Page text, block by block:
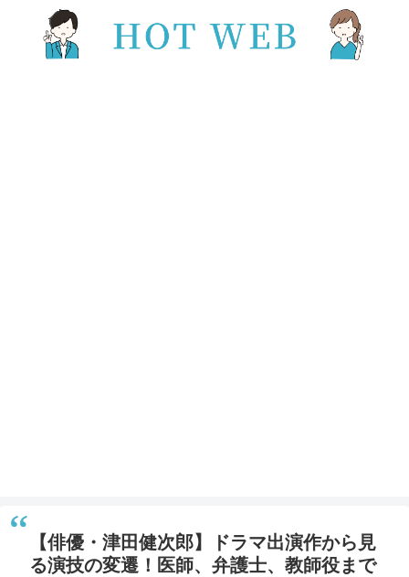
【俳優・津田健次郎】ドラマ出演作から見
る演技の変遷！医師、弁護士、教師役まで